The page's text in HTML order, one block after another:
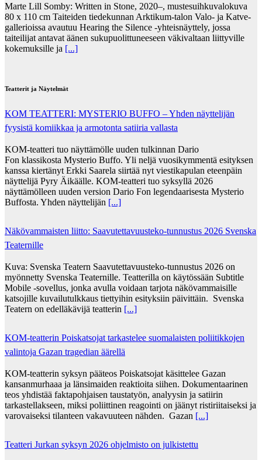
Marte Lill Somby: Written in Stone, 2020–, mustesuihkuvalokuva
80 x 110 cm Taiteiden tiedekunnan Arktikum-talon Valo- ja Katve-
gallerioissa avautuu Hearing the Silence -yhteisnäyttely, jossa
taiteilijat antavat äänen sukupuolittuneeseen väkivaltaan liittyville
kokemuksille ja [...]
Teatterit ja Näytelmät
KOM TEATTERI: MYSTERIO BUFFO – Yhden näyttelijän
fyysistä komiikkaa ja armotonta satiiria vallasta
KOM-teatteri tuo näyttämölle uuden tulkinnan Dario
Fon klassikosta Mysterio Buffo. Yli neljä vuosikymmentä esityksen
kanssa kiertänyt Erkki Saarela siirtää nyt viestikapulan eteenpäin
näyttelijä Pyry Äikäälle. KOM-teatteri tuo syksyllä 2026
näyttämölleen uuden version Dario Fon legendaarisesta Mysterio
Buffosta. Yhden näyttelijän [...]
Näkövammaisten liitto: Saavutettavuusteko-tunnustus 2026 Svenska
Teaternille
Kuva: Svenska Teatern Saavutettavuusteko-tunnustus 2026 on
myönnetty Svenska Teaternille. Teatterilla on käytössään Subtitle
Mobile -sovellus, jonka avulla voidaan tarjota näkövammaisille
katsojille kuvailutulkkaus tiettyihin esityksiin päivittäin. Svenska
Teatern on edelläkävijä teatterin [...]
KOM-teatterin Poiskatsojat tarkastelee suomalaisten poliitikkojen
valintoja Gazan tragedian äärellä
KOM-teatterin syksyn pääteos Poiskatsojat käsittelee Gazan
kansanmurhaaa ja länsimaiden reaktioita siihen. Dokumentaarinen
teos yhdistää faktapohjaisen taustatyön, analyysin ja satiirin
tarkastellakseen, miksi poliittinen reagointi on jäänyt ristiriitaiseksi ja
varovaiseksi tilanteen vakavuuteen nähden. Gazan [...]
Teatteri Jurkan syksyn 2026 ohjelmisto on julkistettu